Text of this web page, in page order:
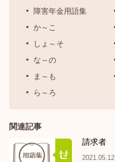
障害年金用語集
か～こ
しょ～そ
な～の
ま～も
ら～ろ
関連記事
請求者
2021.05.12